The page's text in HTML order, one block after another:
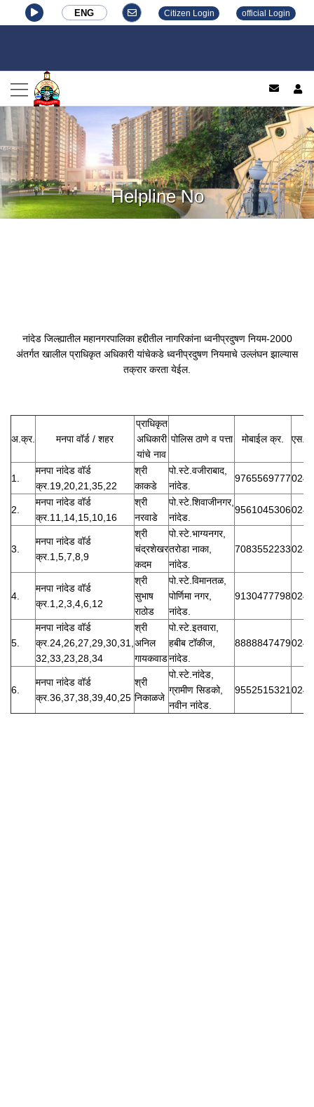
ENG Citizen Login official Login
Helpline No
नांदेड जिल्ह्यातील महानगरपालिका हद्दीतील नागरिकांना ध्वनीप्रदुषण नियम-2000
अंतर्गत खालील प्राधिकृत अधिकारी यांचेकडे ध्वनीप्रदुषण नियमाचे उल्लंघन झाल्यास
तक्रार करता येईल.
अ.क्र. मनपा वॉर्ड / शहर
प्राधिकृत
अधिकारी
यांचे नाव
पोलिस ठाणे व पत्ता मोबाईल क्र.
1.
मनपा नांदेड वॉर्ड
क्र.19,20,21,35,22
श्री
काकडे
पो.स्टे.वजीराबाद,
नांदेड.
9765569777
2.
मनपा नांदेड वॉर्ड
क्र.11,14,15,10,16
श्री
नरवाडे
पो.स्टे.शिवाजीनगर,
नांदेड.
9561045306
3.
मनपा नांदेड वॉर्ड
क्र.1,5,7,8,9
श्री
चंद्रशेखर
कदम
पो.स्टे.भाग्यनगर,
तरोडा नाका,
नांदेड.
7083552233
4.
मनपा नांदेड वॉर्ड
क्र.1,2,3,4,6,12
श्री
सुभाष
राठोड
पो.स्टे.विमानतळ,
पोर्णिमा नगर,
नांदेड.
9130477798
5.
मनपा नांदेड वॉर्ड
क्र.24,26,27,29,30,31,
32,33,23,28,34
श्री
अनिल
गायकवाड
पो.स्टे.इतवारा,
हबीब टॉकीज,
नांदेड.
8888847479
6.
मनपा नांदेड वॉर्ड
क्र.36,37,38,39,40,25
श्री
निकाळजे
पो.स्टे.नांदेड,
ग्रामीण सिडको,
नवीन नांदेड.
9552515321